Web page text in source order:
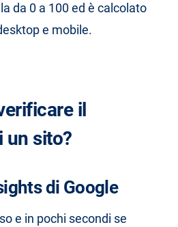
da 0 a 100 ed è calcolato
e mobile.
il
un sito?
di Google
e in pochi secondi se